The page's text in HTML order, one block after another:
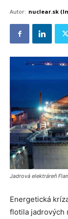
Autor: nuclear.sk
Jadrová elektráreň
Energetická
flotila jadrových